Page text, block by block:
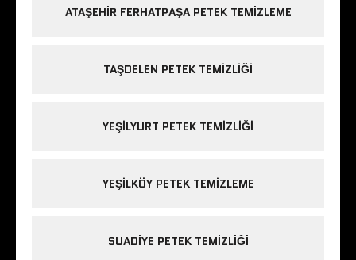
ATAŞEHIR FERHATPAŞA PETEK TEMIZLEME
TAŞDELEN PETEK TEMIZLIĞI
YEŞILYURT PETEK TEMIZLIĞI
YEŞILKÖY PETEK TEMIZLEME
SUADIYE PETEK TEMIZLIĞI